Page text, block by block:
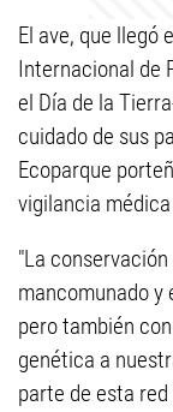
El ave, que llegó
Internacional de
el Día de la
cuidado de sus
Ecoparque
vigilancia
"La
mancomunado y
pero también
genética a
parte de esta